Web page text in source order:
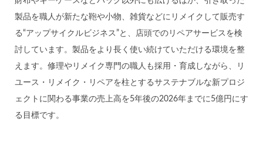
製品を職人が新たな鞄や小物、雑貨などにリメイクして販売す
る“アップサイクルビジネス”と、店頭でのリペアサービスを検
討しています。製品をより長く使い続けていただける環境を整
えます。修理やリメイク専門の職人も採用・育成しながら、リ
ユース・リメイク・リペアを柱とするサステナブルな新プロジ
ェクトに関わる事業の売上高を5年後の2026年までに5億円にす
る目標です。